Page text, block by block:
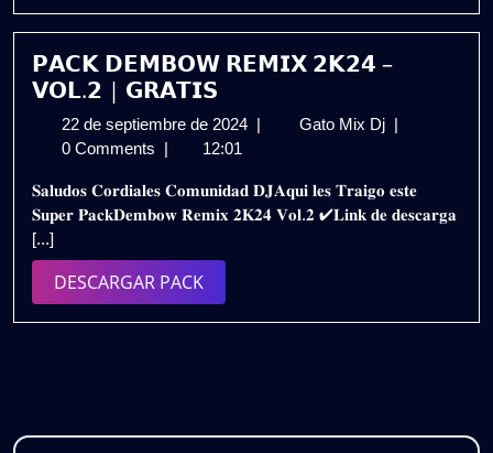
𝗣𝗔𝗖𝗞 𝗗𝗘𝗠𝗕𝗢𝗪 𝗥𝗘𝗠𝗜𝗫 𝟮𝗞𝟮𝟰 –
𝗩𝗢𝗟.𝟮 | 𝗚𝗥𝗔𝗧𝗜𝗦
22 de septiembre de 2024 22
de
2024
| Gato Mix Dj 𝗣𝗔𝗖𝗞
𝟮𝗞𝟮𝟰
–
|
0 Comments | 12:01
𝐒𝐚𝐥𝐮𝐝𝐨𝐬 𝐂𝐨𝐫𝐝𝐢𝐚𝐥𝐞𝐬 𝐂𝐨𝐦𝐮𝐧𝐢𝐝𝐚𝐝 𝐃𝐉𝐀𝐪𝐮𝐢 𝐥𝐞𝐬 𝐓𝐫𝐚𝐢𝐠𝐨 𝐞𝐬𝐭𝐞
𝐒𝐮𝐩𝐞𝐫 𝐏𝐚𝐜𝐤𝐃𝐞𝐦𝐛𝐨𝐰 𝐑𝐞𝐦𝐢𝐱 𝟐𝐊𝟐𝟒 𝐕𝐨𝐥.𝟐 ✔𝐋𝐢𝐧𝐤 𝐝𝐞 𝐝𝐞𝐬𝐜𝐚𝐫𝐠𝐚
[...]
DESCARGAR PACKDESCARGAR
PACK